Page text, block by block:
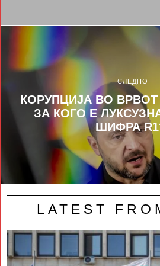
СЛЕДНО
КОРУПЦИЈА ВО ВРВОТ
ЗА КОГО Е
ШИФРА
LATEST